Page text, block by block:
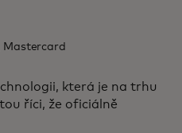
Mastercard
která je na trhu
říci, že oficiálně